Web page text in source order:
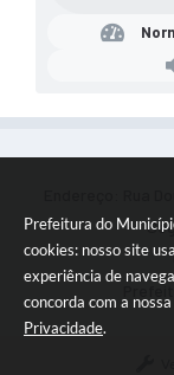
Prefeitura do
cookies: nosso site
experiência de
concorda com a nossa
Privacidade.